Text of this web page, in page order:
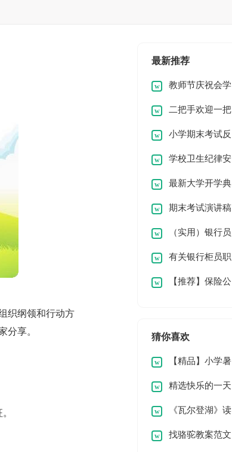
织纲领和行动方
分享。
最新推荐
教师节庆祝会学
生致辞二把手欢迎一把
手任职表态发言稿
（精选7篇）
小学期末考试反
思作文学校卫生纪律安
全教育的讲话稿范文
最新大学开学典
礼发言稿范文
期末考试演讲稿
小学 （实用）银行员
工述职报告
有关银行柜员职
等述职报告汇总5篇
【推荐】保险公
猜你喜欢
【精品】小学暑
假日记三篇
精选快乐的一天
小学作文4篇
《瓦尔登湖》读
后感(集合15篇)
找骆驼教案范文